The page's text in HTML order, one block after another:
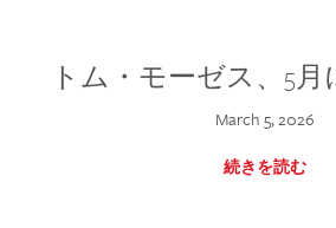
トム・モーゼス、5月
March 5, 2026
続きを読む